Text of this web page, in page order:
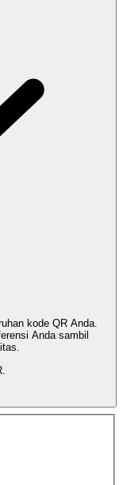
kode QR Anda.
Anda sambil